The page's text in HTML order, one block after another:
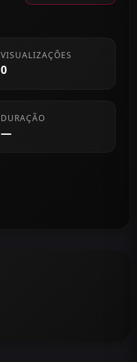
VISUALIZAÇÕES
0
DURAÇÃO
—